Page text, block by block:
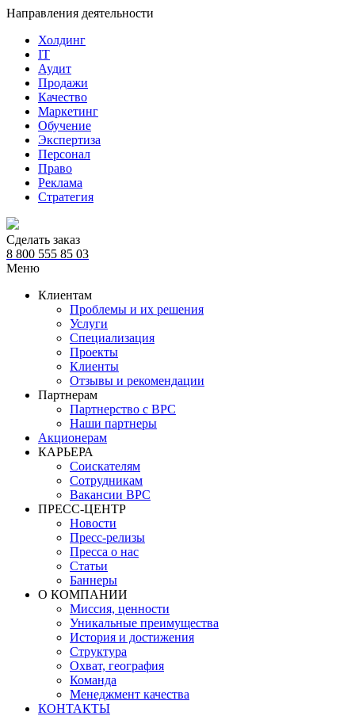
Направления деятельности
Холдинг
IT
Аудит
Продажи
Качество
Маркетинг
Обучение
Экспертиза
Персонал
Право
Реклама
Стратегия
Сделать заказ
8 800 555 85 03
Меню
Клиентам
Проблемы и их решения
Услуги
Специализация
Проекты
Клиенты
Отзывы и рекомендации
Партнерам
Партнерство с BPC
Наши партнеры
Акционерам
КАРЬЕРА
Соискателям
Сотрудникам
Вакансии BPC
ПРЕСС-ЦЕНТР
Новости
Пресс-релизы
Пресса о нас
Статьи
Баннеры
О КОМПАНИИ
Миссия, ценности
Уникальные преимущества
История и достижения
Структура
Охват, география
Команда
Менеджмент качества
КОНТАКТЫ